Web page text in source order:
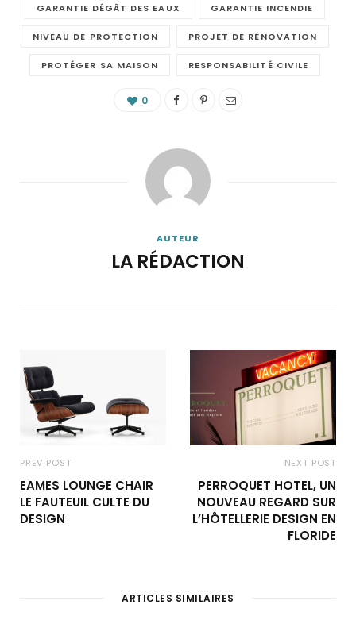
GARANTIE DÉGÂT DES EAUX GARANTIE INCENDIE
NIVEAU DE PROTECTION PROJET DE RÉNOVATION
PROTÉGER SA MAISON RESPONSABILITÉ CIVILE
0
AUTEUR
LA RÉDACTION
PREV POST
EAMES LOUNGE CHAIR
LE FAUTEUIL CULTE DU
DESIGN
NEXT POST
PERROQUET HOTEL, UN
NOUVEAU REGARD SUR
L’HÔTELLERIE DESIGN EN
FLORIDE
ARTICLES SIMILAIRES